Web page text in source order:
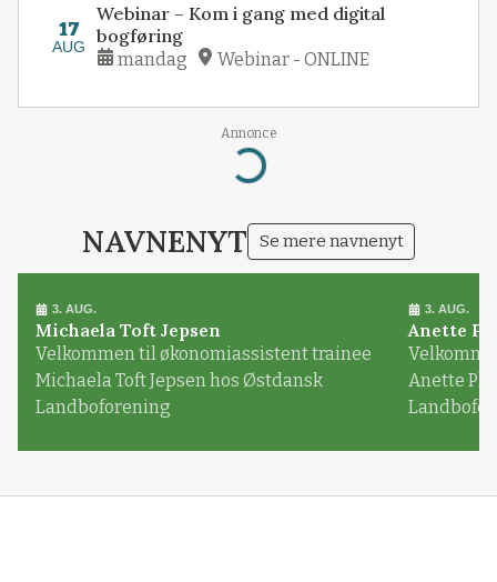
17
AUG
Webinar – Kom i gang med digital
bogføring
mandag Webinar - ONLINE
Annonce
Loading...
NAVNENYT Se mere navnenyt
3. AUG.
Michaela Toft Jepsen
Velkommen til økonomiassistent trainee
Michaela Toft Jepsen hos Østdansk
Landboforening
3. AUG.
Anette
Anette